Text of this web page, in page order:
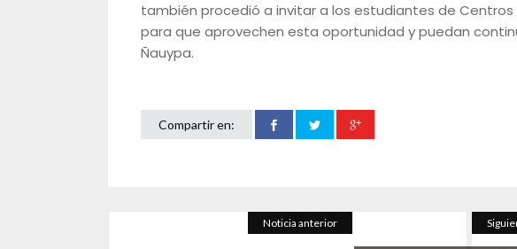
también procedió a invitar a los estudiantes de Centros
para que aprovechen esta oportunidad y puedan
Ñauypa.
Compartir en:
Noticia anterior